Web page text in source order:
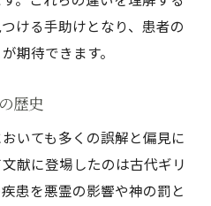
ける手助けとなり、患者の
期待できます。
歴史
いても多くの誤解と偏見に
献に登場したのは古代ギリ
患を悪霊の影響や神の罰と